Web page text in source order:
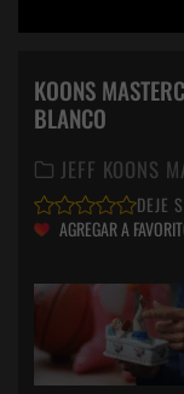
KOONS
BLANCO
JEFF KOONS
DEJE
AGREGAR A